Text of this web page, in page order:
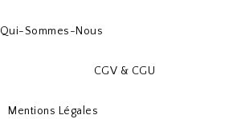
Qui-Sommes-Nous
CGV & CGU
Mentions Légales